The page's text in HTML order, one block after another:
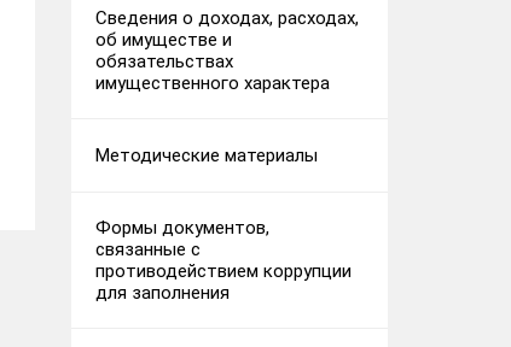
Сведения о доходах, расходах,
об имуществе и
обязательствах
имущественного характера
Методические материалы
Формы документов,
связанные с
противодействием коррупции
для заполнения